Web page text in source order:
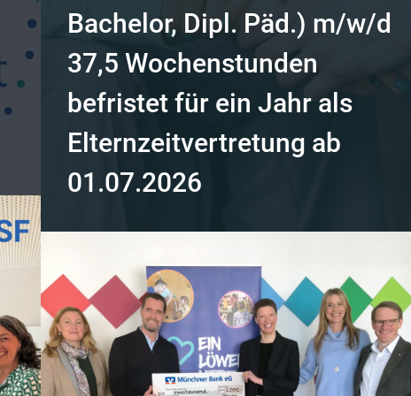
Bachelor, Dipl. Päd.) m/w/d
37,5 Wochenstunden
befristet für ein Jahr als
Elternzeitvertretung ab
01.07.2026